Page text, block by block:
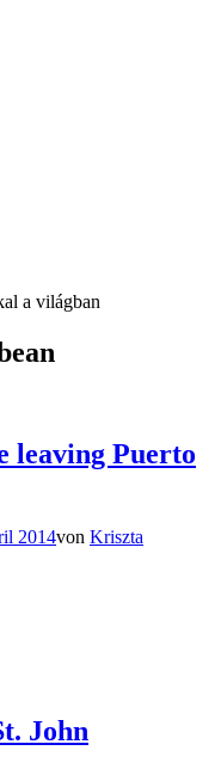
a világban
leaving Puerto
2014von Kriszta
John